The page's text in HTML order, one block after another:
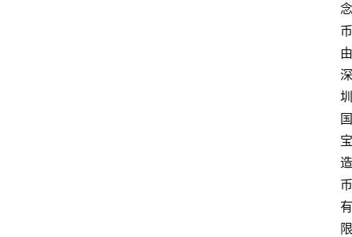
念
币
由
深
圳
国
宝
造
币
有
限